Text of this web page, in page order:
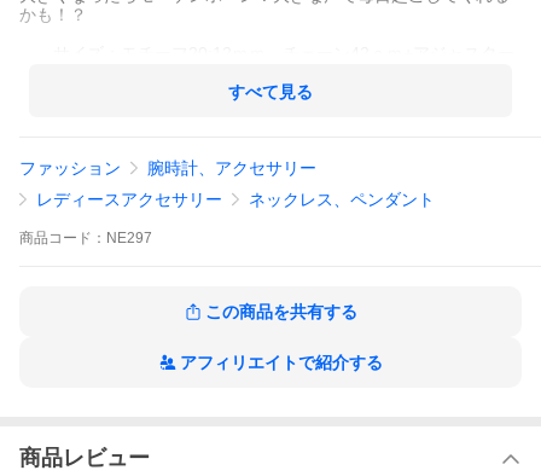
かも！？
すべて見る
ファッション
腕時計、アクセサリー
レディースアクセサリー
ネックレス、ペンダント
商品 コード： NE297
この商品を共有する
アフィリエイトで紹介する
商品レビュー